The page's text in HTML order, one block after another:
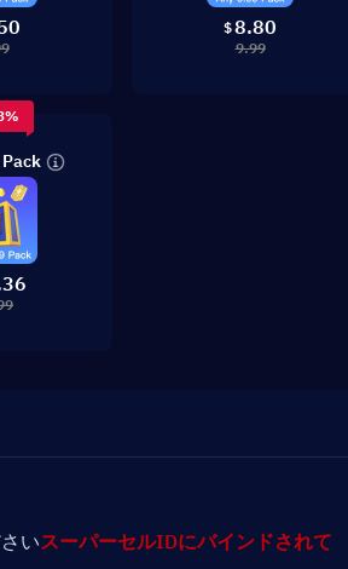
$8.80
9.99
いスーパーセルIDにバインドされて